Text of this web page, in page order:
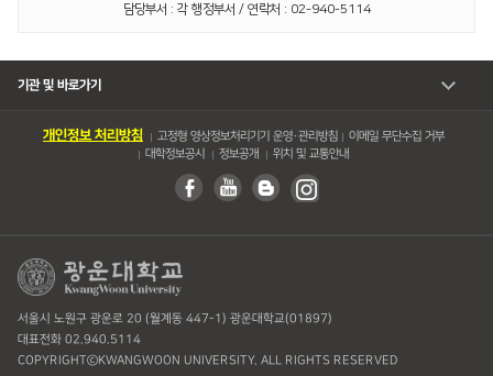
담당부서 : 각 행정부서 / 연락처 : 02-940-5114
기관 및 바로가기
개인정보 처리방침 고정형 영상정보처리기기 운영・관리방침
이메일 무단수집 거부
대학정보공시
정보공개 위치 및 교통안내
서울시 노원구 광운로 20 (월계동 447-1) 광운대학교(01897)
대표전화 02.940.5114
COPYRIGHTⓒKWANGWOON UNIVERSITY. ALL RIGHTS RESERVED